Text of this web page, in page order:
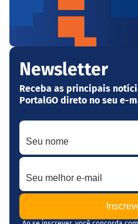
Newsletter
Receba as principais
PortalGO direto no seu e-
Seu nome
Seu melhor e-mail